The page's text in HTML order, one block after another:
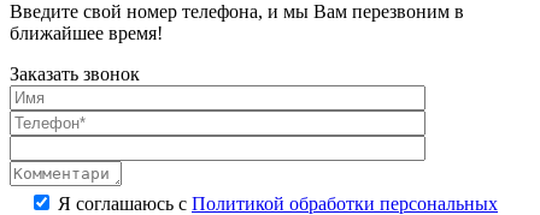
Введите свой номер телефона, и мы Вам перезвоним в
ближайшее время!
Заказать звонок
Я соглашаюсь с Политикой обработки персональных